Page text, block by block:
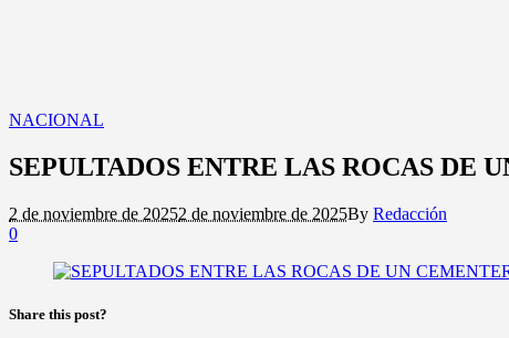
NACIONAL
SEPULTADOS ENTRE LAS ROCAS DE
2 de noviembre de 20252 de noviembre de 2025By Redacción
0
Share this post?